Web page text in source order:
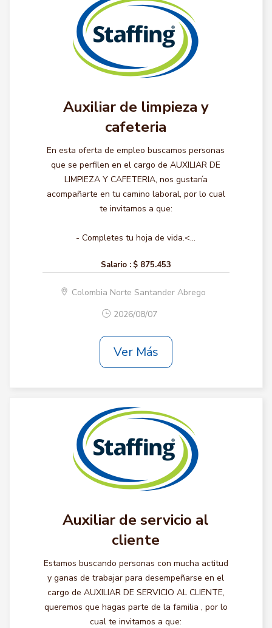
Auxiliar de limpieza y
cafeteria
En esta oferta de empleo buscamos personas
que se perfilen en el cargo de AUXILIAR DE
LIMPIEZA Y CAFETERIA, nos gustaría
acompañarte en tu camino laboral, por lo cual
te invitamos a que:
- Completes tu hoja de vida.<...
Salario : $ 875.453
Colombia Norte Santander Abrego
2026/08/07
Ver Más
Auxiliar de servicio al
cliente
Estamos buscando personas con mucha actitud
y ganas de trabajar para desempeñarse en el
cargo de AUXILIAR DE SERVICIO AL CLIENTE,
queremos que hagas parte de la familia , por lo
cual te invitamos a que: